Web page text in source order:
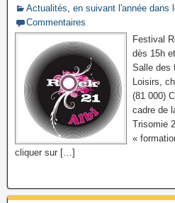
Actualités, en suivant l'année dans
Commentaires
Festival
dès 15h
Salle des
Loisirs,
(81 000)
cadre de
Trisomie
«
cliquer sur […]